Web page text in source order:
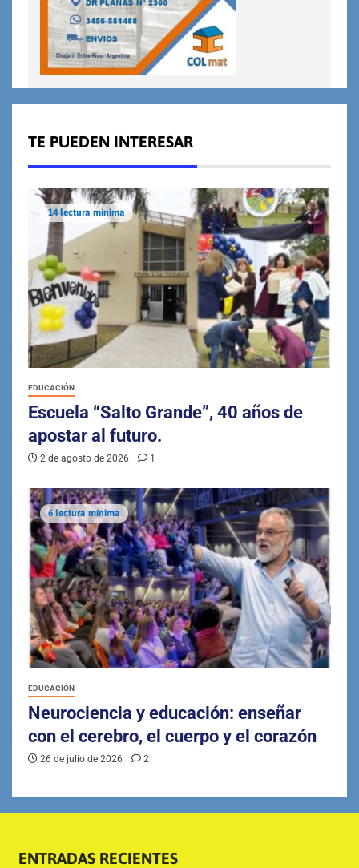
TE PUEDEN INTERESAR
14 lectura mínima
EDUCACIÓN
Escuela “Salto Grande”, 40 años de
apostar al futuro.
2 de agosto de 2026 1
6 lectura mínima
EDUCACIÓN
Neurociencia y educación: enseñar
con el cerebro, el cuerpo y el corazón
26 de julio de 2026 2
ENTRADAS RECIENTES